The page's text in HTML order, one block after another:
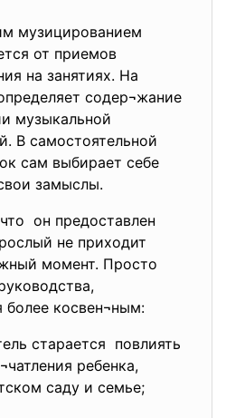
музицированием
от приемов
на занятиях. На
содер¬жание
музыкальной
В самостоятельной
сам выбирает себе
замыслы.
он предоставлен
не приходит
момент. Просто
более косвен¬ным:
старается повлиять
ребенка,
саду и семье;